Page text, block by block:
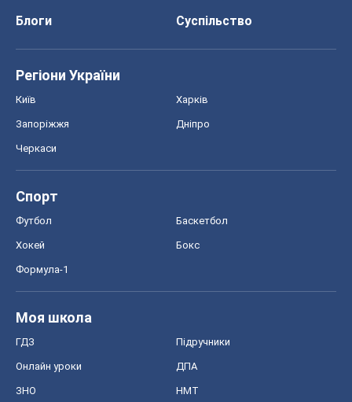
Блоги
Суспільство
Регіони України
Київ Харків
Запоріжжя Дніпро
Черкаси
Спорт
Футбол Баскетбол
Хокей Бокс
Формула-1
Моя школа
ГДЗ Підручники
Онлайн уроки ДПА
ЗНО НМТ